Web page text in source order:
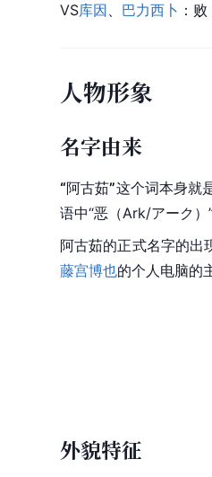
VS库因、 巴力西卜 ：
人物形象
名字由来
“阿古茹”这个词本身就
语中“恶（Ark/アーク）
阿古茹的正式名字的出
藤宫博也的个人电脑的
外貌特征